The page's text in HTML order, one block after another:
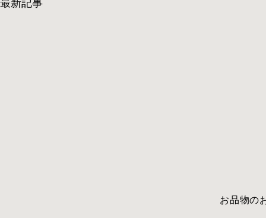
最新記事
お品物の